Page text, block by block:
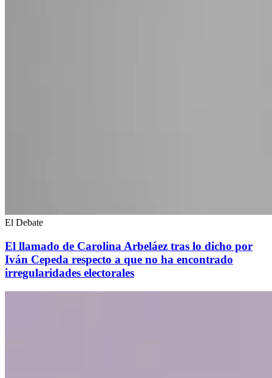
El Debate
El llamado de Carolina Arbeláez tras lo dicho por
Iván Cepeda respecto a que no ha encontrado
irregularidades electorales